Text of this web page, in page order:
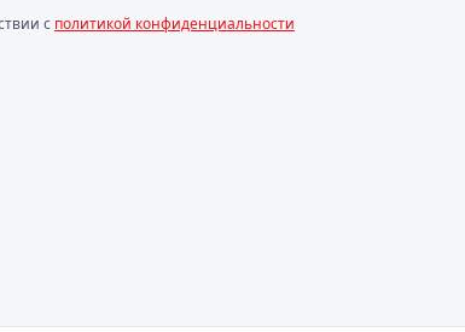
с политикой конфиденциальности